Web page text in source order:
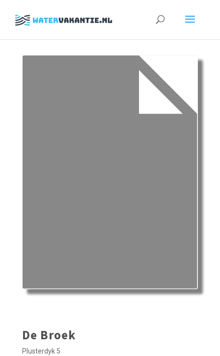
Zoeken
De Broek
Plusterdyk 5